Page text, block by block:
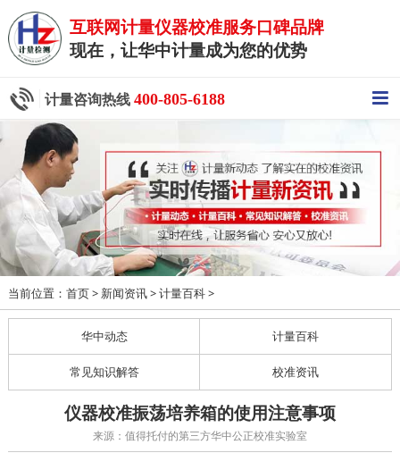
互联网计量仪器校准服务口碑品牌
现在，让华中计量成为您的优势
计量咨询热线 400-805-6188
当前位置： 首页> 新闻资讯> 计量百科>
华中动态 计量百科
常见知识解答 校准资讯
仪器校准振荡培养箱的使用注意事项
来源：值得托付的第三方华中公正校准实验室